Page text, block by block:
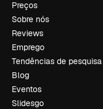
Preços
Sobre nós
Reviews
Emprego
Tendências de pesquisa
Blog
Eventos
Slidesgo